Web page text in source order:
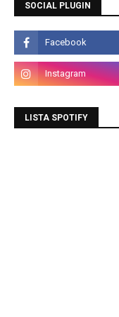
SOCIAL PLUGIN
LISTA SPOTIFY